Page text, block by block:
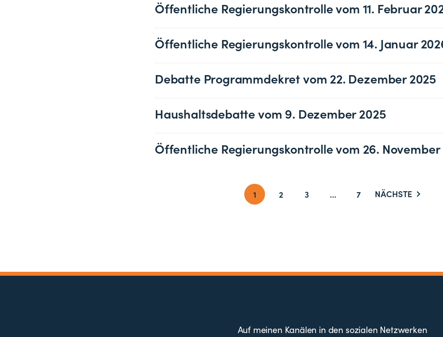
Öffentliche Regierungskontrolle vom 11. Februar
Öffentliche Regierungskontrolle vom 14. Januar
Debatte Programmdekret vom 22. Dezember 2025
Haushaltsdebatte vom 9. Dezember 2025
Öffentliche Regierungskontrolle vom 26. November
1 2 3 … 7 NÄCHSTE
Auf meinen Kanälen in den sozialen Netzwerken